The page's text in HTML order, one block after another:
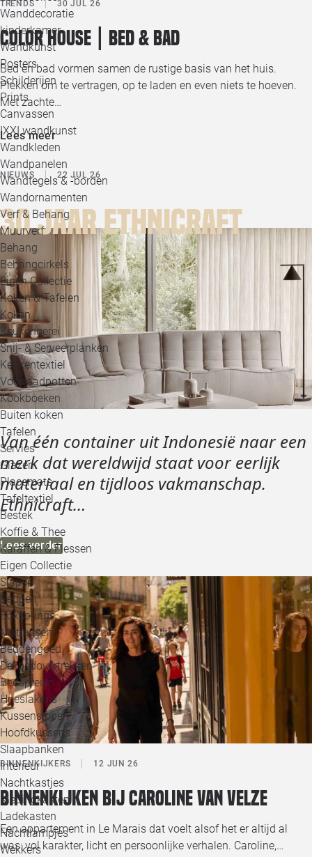
Wanddecoratie
kinderkamer
Wandkunst
Posters
Schilderijen
Prints
Canvassen
IXXI wandkunst
Wandkleden
Wandpanelen
Wandtegels & -borden
Wandornamenten
Verf & Behang
Muurverf
Behang
Behangcirkels
Eigen Collectie
Koken & Tafelen
Koken
Keukengerei
Snij- & Serveerplanken
Keukentextiel
Voorraadpotten
Kookboeken
Buiten koken
Tafelen
Servies
Glazen
Placemats
Tafeltextiel
Bestek
Koffie & Thee
Karaffen & Flessen
Eigen Collectie
Slapen
Bedden
Boxsprings
Matrassen
Beddengoed
Dekbedovertrekken
Bedspreien
Hoeslakens
Kussenslopen
Hoofdkussens
Slaapbanken
Interieur
Nachtkastjes
Kledingkasten
Ladekasten
Nachtlampjes
Wekkers
TRENDS 30 JUL 26
Color House | Bed & bad
Bed en bad vormen samen de rustige basis van het huis.
Plekken om te vertragen, op te laden en even niets te hoeven.
Met zachte…
Lees meer
NIEUWS 22 JUL 26
30 jaar Ethnicraft
Van één container uit Indonesië naar een
merk dat wereldwijd staat voor eerlijk
materiaal en tijdloos vakmanschap.
Ethnicraft…
Lees verder
BINNENKIJKERS 12 JUN 26
Binnenkijken bij Caroline van Velze
Een appartement in Le Marais dat voelt alsof het er altijd al
was: vol karakter, licht en persoonlijke verhalen. Caroline,…